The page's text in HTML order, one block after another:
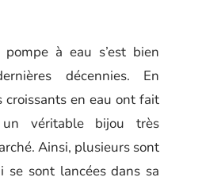
à eau s’est bien
décennies. En
croissants en eau ont fait
véritable bijou très
Ainsi, plusieurs sont
se sont lancées dans sa